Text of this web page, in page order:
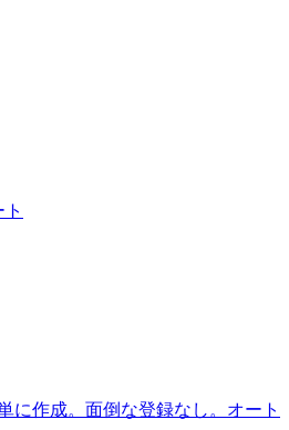
に作成。面倒な登録なし。オート